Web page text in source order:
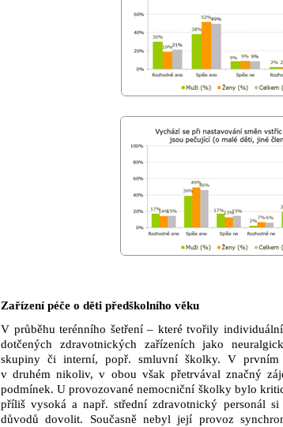
Zařízení péče o děti předškolního věku
V průběhu terénního šetření – které tvořily
dotčených zdravotnických zařízeních jako
skupiny či interní, popř. smluvní školky. V prvním
v druhém nikoliv, v obou však přetrvával značný
podmínek. U provozované nemocniční školky bylo
příliš vysoká a např. střední zdravotnický personál
důvodů dovolit. Současně nebyl její provoz